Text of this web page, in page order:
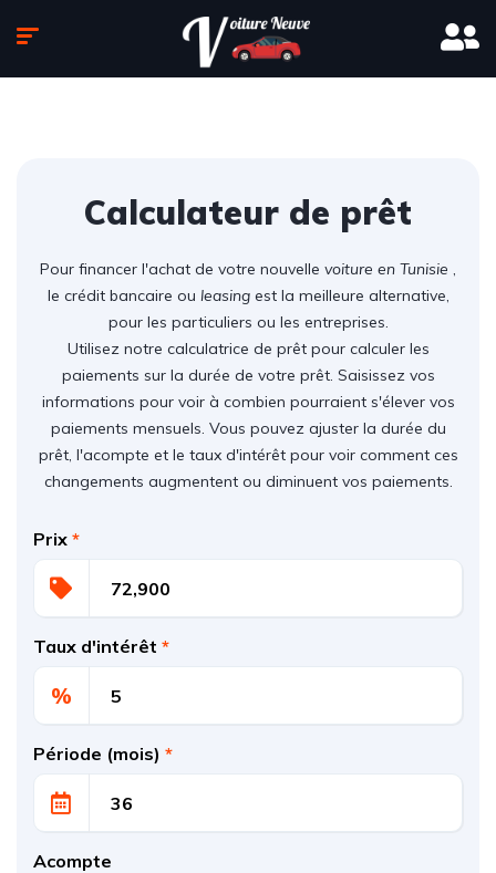
Calculateur de prêt
Pour financer l'achat de votre nouvelle voiture en Tunisie ,
le crédit bancaire ou leasingest la meilleure alternative,
pour les particuliers ou les entreprises.
Utilisez notre calculatrice de prêt pour calculer les
paiements sur la durée de votre prêt. Saisissez vos
informations pour voir à combien pourraient s'élever vos
paiements mensuels. Vous pouvez ajuster la durée du
prêt, l'acompte et le taux d'intérêt pour voir comment ces
changements augmentent ou diminuent vos paiements.
Prix *
Taux d'intérêt *
%
Période (mois) *
Acompte